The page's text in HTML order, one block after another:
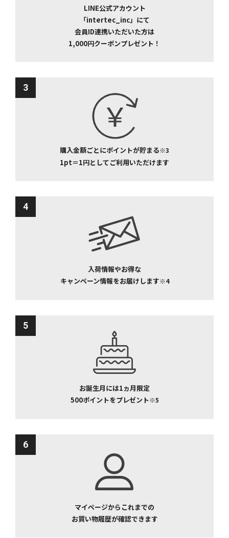
LINE公式アカウント
「intertec_inc」にて
会員ID連携いただいた方は
1,000円クーポンプレゼント！
3
購入金額ごとにポイントが貯まる※3
1pt＝1円としてご利用いただけます
4
入荷情報やお得な
キャンペーン情報をお届けします※4
5
お誕生月には1ヵ月限定
500ポイントをプレゼント※5
6
マイページからこれまでの
お買い物履歴が確認できます